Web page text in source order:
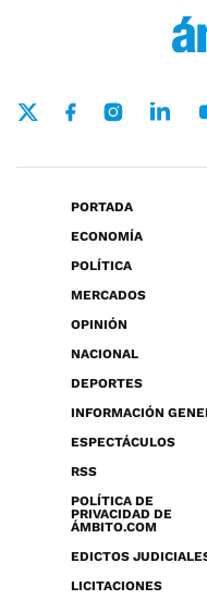
PORTADA
ECONOMÍA
POLÍTICA
MERCADOS
OPINIÓN
NACIONAL
DEPORTES
INFORMACIÓN
ESPECTÁCULOS
RSS
POLÍTICA DE
PRIVACIDAD DE
ÁMBITO.COM
EDICTOS
LICITACIONES